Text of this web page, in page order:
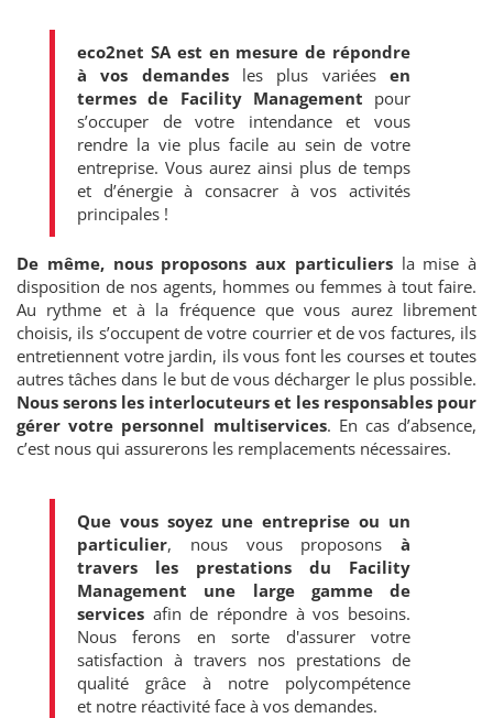
eco2net SA est en mesure de répondre
à vos demandesles plus variéesen
termes de Facility Management pour
s’occuper de votre intendance et vous
rendre la vie plus facile au sein de votre
entreprise. Vous aurez ainsi plus de temps
et d’énergie à consacrer à vos activités
principales !
De même, nous proposons aux particuliersla mise à
disposition de nos agents, hommes ou femmes à tout faire.
Au rythme et à la fréquence que vous aurez librement
choisis, ils s’occupent de votre courrier et de vos factures, ils
entretiennent votre jardin, ils vous font les courses et toutes
autres tâches dans le but de vous décharger le plus possible.
Nous serons les interlocuteurs et les responsables pour
gérer votre personnel multiservices. En cas d’absence,
c’est nous qui assurerons les remplacements nécessaires.
Que vous soyez une entreprise ou un
particulier, nous vous proposons à
travers les prestations du Facility
Management une large gamme de
services afin de répondre à vos besoins.
Nous ferons en sorte d'assurer votre
satisfaction à travers nos prestations de
qualité grâce à notre polycompétence
et notre réactivité face à vos demandes.